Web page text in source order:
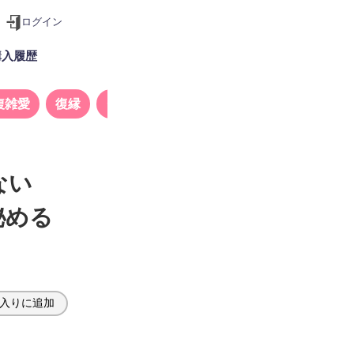
ログイン
入履歴
雑愛 復縁
い
る
りに追加